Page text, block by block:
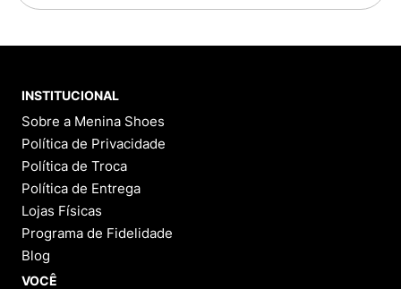
INSTITUCIONAL
Sobre a Menina Shoes
Política de Privacidade
Política de Troca
Política de Entrega
Lojas Físicas
Programa de Fidelidade
Blog
VOCÊ